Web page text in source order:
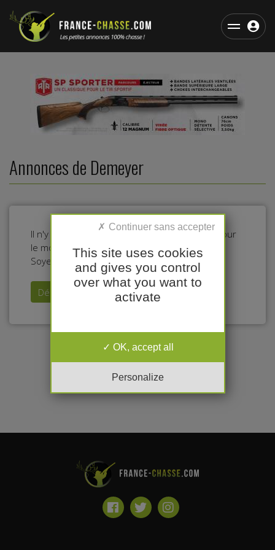
Annonces de Demeyer
Il n'y a pas d'annonces dans cette catégorie pour
le moment.
Soyez le premier à déposer une annonce !
Déposer mon annonce
This site uses cookies
and gives you control
over what you want to
activate
OK, accept all
Personalize